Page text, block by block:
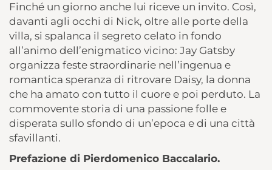
Finché un giorno anche lui riceve un invito. Così,
davanti agli occhi di Nick, oltre alle porte della
villa, si spalanca il segreto celato in fondo
all’animo dell’enigmatico vicino: Jay Gatsby
organizza feste straordinarie nell’ingenua e
romantica speranza di ritrovare Daisy, la donna
che ha amato con tutto il cuore e poi perduto. La
commovente storia di una passione folle e
disperata sullo sfondo di un’epoca e di una città
sfavillanti.
Prefazione di Pierdomenico Baccalario.